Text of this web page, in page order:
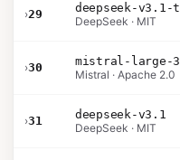
›29
DeepSeek · MIT
›30
mistral-large-3
Mistral · Apache 2.0
›31
deepseek-v3.1
DeepSeek · MIT